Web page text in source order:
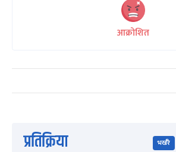
आक्रोशित
प्रतिक्रिया भर्खरै